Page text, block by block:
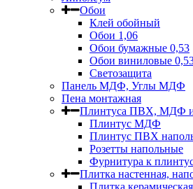
Обои
Клей обойный
Обои 1,06
Обои бумажные 0,53
Обои виниловые
Светозащита
Панель МДФ, Углы МДФ
Пена монтажная
Плинтуса ПВХ, МДФ и
Плинтус МДФ
Плинтус ПВХ
Розетты напольные
Фурнитура к
Плитка настенная,
Плитка